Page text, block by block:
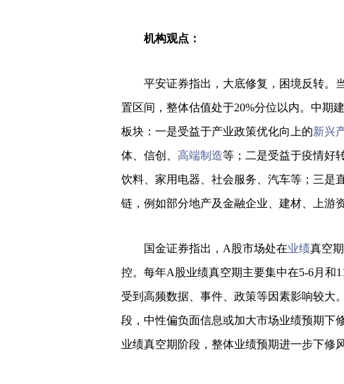
机构观点：
平安证券指出，大底修复，困境反转。
置区间，整体估值处于20%分位以内。中期
板块：一是受益于产业政策优化向上的新兴
体、信创、 高端制造等；二是受益于疫情好
饮料、家用电器、社会服务、汽车等；三是
链，例如部分地产及金融企业、建材、上游
国金证券指出，A股市场处在业绩真空
控。每年A股业绩真空期主要集中在5-6月和
受到高频数据、事件、政策等因素影响较大
段，中性偏负面信息或加大市场业绩预期下
业绩真空期阶段，整体业绩预期进一步下修